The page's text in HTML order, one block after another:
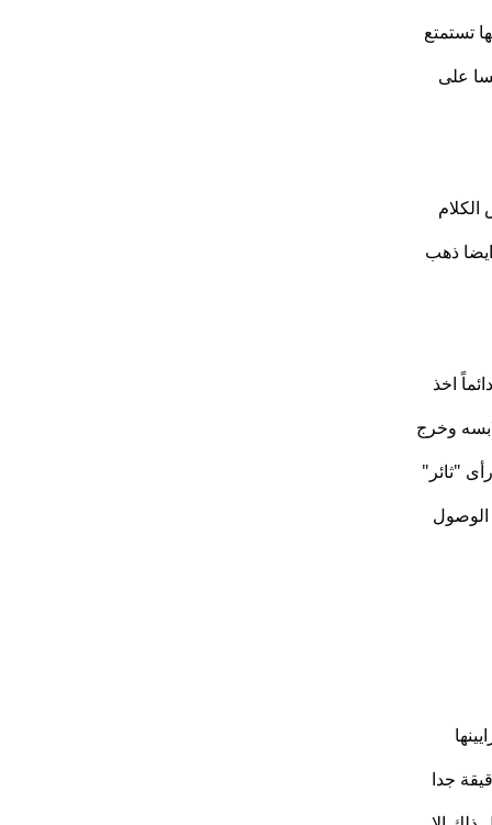
تستمتع
على
ذهب
اخذ
وخرج
"ثائر"
الوصول
جدا